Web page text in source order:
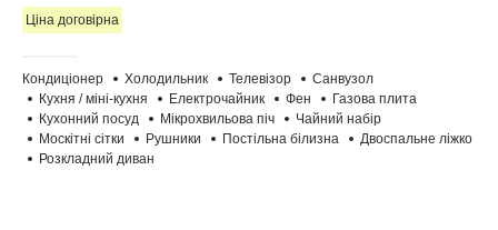
Ціна договірна
Кондиціонер Холодильник Телевізор
Санвузол
Кухня / міні-кухня
Електрочайник Фен
Газова плита
Кухонний посуд
Мікрохвильова піч
Чайний набір
Москітні сітки
Рушники Постільна білизна
Двоспальне ліжко
Розкладний диван